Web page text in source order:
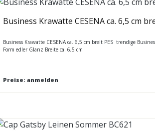
Business Krawatte CESENA ca. 6,5 cm
Business Krawatte CESENA ca. 6,5 cm breit PES trendige
Form edler Glanz Breite ca. 6,5 cm
Preise: anmelden